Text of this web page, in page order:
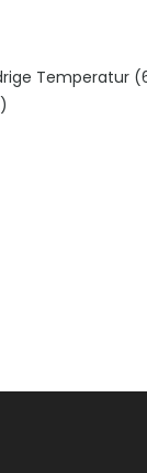
Temperatur